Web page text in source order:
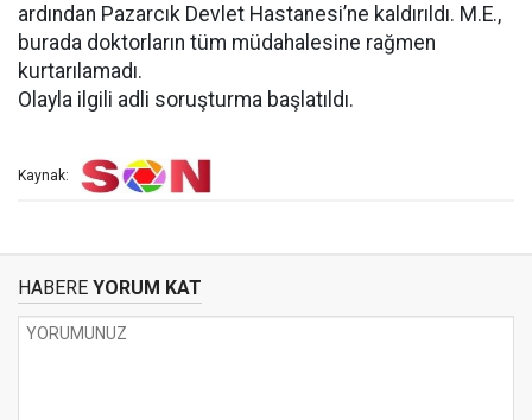
ardından Pazarcık Devlet Hastanesi’ne kaldırıldı. M.E.,
burada doktorların tüm müdahalesine rağmen
kurtarılamadı.
Olayla ilgili adli soruşturma başlatıldı.
Kaynak:
HABERE YORUM KAT